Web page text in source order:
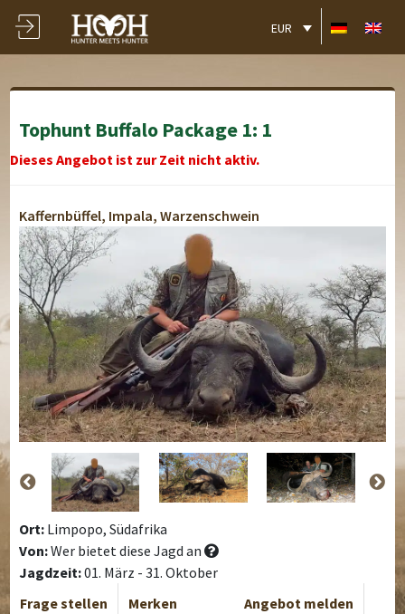
EUR
Tophunt Buffalo Package 1: 1
Dieses Angebot ist zur Zeit nicht aktiv.
Kaffernbüffel, Impala, Warzenschwein
Ort: Limpopo, Südafrika
Von:Wer bietet diese Jagd an
Jagdzeit:01. März - 31. Oktober
Frage stellen
Merken Angebot melden